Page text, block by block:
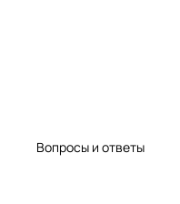
Вопросы и ответы